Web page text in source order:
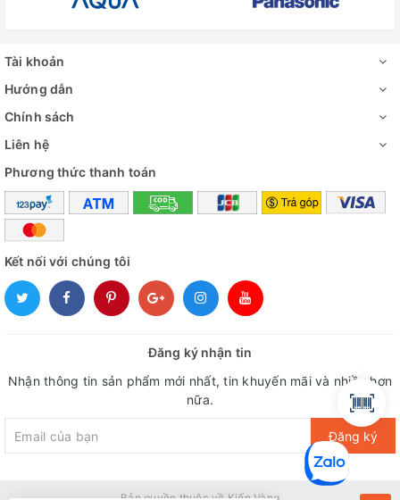
Tài khoản
Hướng dẫn
Chính sách
Liên hệ
Phương thức thanh toán
Kết nối với chúng tôi
Đăng ký nhận tin
Nhận thông tin sản phẩm mới nhất, tin khuyến mãi và nhiều hơn
nữa.
Đăng ký